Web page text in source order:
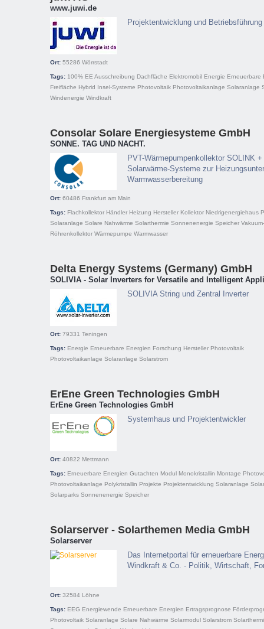
www.juwi.de
Projektentwicklung und
Ort: 55286 Wörrstadt
Tags: 100% EE Ausschreibung Dachfläche Elektromobil Energie Erneuerbare
Freifläche Hybrid Insel-Systeme Photovoltaik Photovoltaikanlage Solaranlage
Windenergie Windkraft
Consolar Solare Energiesysteme GmbH
SONNE. TAG UND NACHT.
PVT-Wärmepumpenkollektor SOLINK
Solarwärme-Systeme zur
Warmwasserbereitung
Ort: 60486 Frankfurt am Main
Tags: Flachkollektor Händler Heizung Hersteller Kollektor Niedrigenergiehaus
Solaranlage Solare Nahwärme Solarthermie Sonnenenergie Speicher Vakuum-
Röhrenkollektor Wärmepumpe Warmwasser
Delta Energy Systems (Germany) GmbH
SOLIVIA - Solar Inverters for Versatile and Intelligent
SOLIVIA String und Zentral Inverter
Ort: 79331 Teningen
Tags: Energie Erneuerbare Energien Forschung Hersteller Photovoltaik
Photovoltaikanlage Solaranlage Solarstrom
ErEne Green Technologies GmbH
ErEne Green Technologies GmbH
Systemhaus und Projektentwickler
Ort: 40822 Mettmann
Tags: Erneuerbare Energien Gutachten Modul Monokristallin Montage
Photovoltaikanlage Polykristallin Projekte Projektentwicklung Solaranlage
Solarparks Sonnenenergie Speicher
Solarserver - Solarthemen Media GmbH
Solarserver
Das Internetportal für erneuerbare
Windkraft & Co. - Politik, Wirtschaft,
Ort: 32584 Löhne
Tags: EEG Energiewende Erneuerbare Energien Ertragsprognose
Photovoltaik Solaranlage Solare Nahwärme Solarmodul Solarstrom